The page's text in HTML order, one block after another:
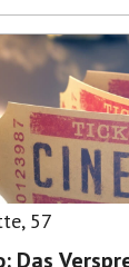
, 57
Das